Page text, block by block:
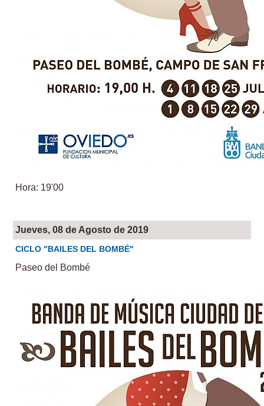
Hora: 19'00
Jueves, 08 de Agosto de 2019
CICLO "BAILES DEL BOMBÉ"
Paseo del Bombé